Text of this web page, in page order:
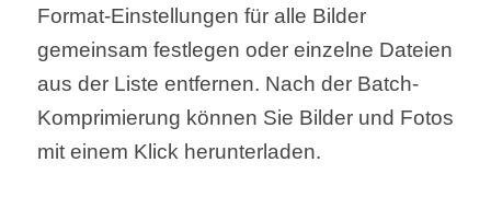
Format-Einstellungen für alle Bilder
gemeinsam festlegen oder einzelne Dateien
aus der Liste entfernen. Nach der Batch-
Komprimierung können Sie Bilder und Fotos
mit einem Klick herunterladen.